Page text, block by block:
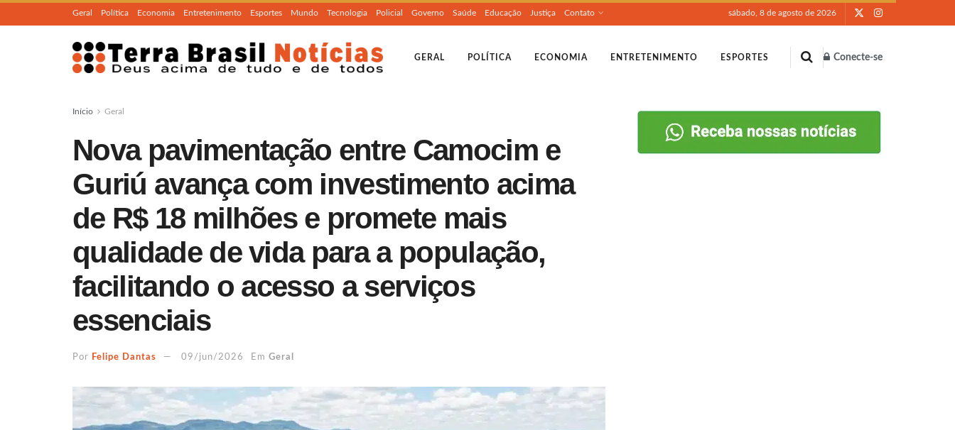
Geral Política Economia Entretenimento Esportes Mundo Tecnologia Policial Governo Saúde Educação Justiça Contato sábado, 8 de agosto de 2026
GERAL POLÍTICA ECONOMIA ENTRETENIMENTO ESPORTES Conecte-se
Início Geral
Nova pavimentação entre Camocim e
Guriú avança com investimento acima
de R$ 18 milhões e promete mais
qualidade de vida para a população,
facilitando o acesso a serviços
essenciais
Por Felipe Dantas 09/jun/2026 Em Geral